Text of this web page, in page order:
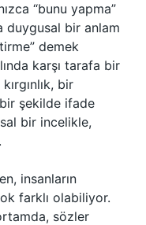
“bunu yapma”
duygusal bir anlam
demek
karşı tarafa bir
bir
şekilde ifade
bir incelikle,
insanların
farklı olabiliyor.
sözler